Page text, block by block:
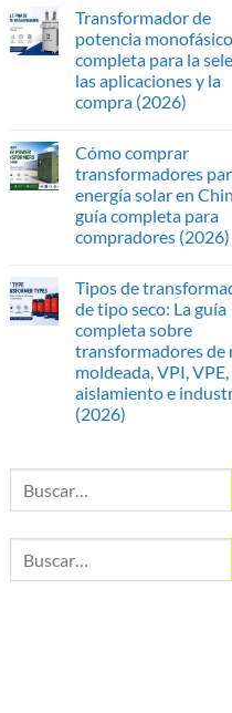
Transformador de
potencia
completa para la
las aplicaciones y la
compra (2026)
Cómo comprar
transformadores
energía solar en
guía completa para
compradores (2026)
Tipos de
de tipo seco: La guía
completa sobre
transformadores de
moldeada, VPI, VPE,
aislamiento e
(2026)